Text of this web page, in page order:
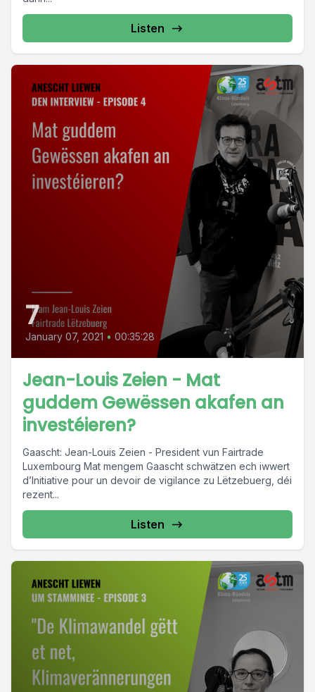
Listen
7
January 07, 2021 • 00:35:28
Jean-Louis Zeien - Mat
guddem Gewëssen akafen an
investéieren?
Gaascht: Jean-Louis Zeien - President vun Fairtrade
Luxembourg Mat mengem Gaascht schwätzen ech iwwert
d’Initiative pour un devoir de vigilance zu Lëtzebuerg, déi
rezent...
Listen